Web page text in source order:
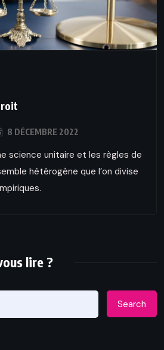
8 DÉCEMBRE 2022
science unitaire et les règles de
hétérogène que l’on divise
lire ?
Search